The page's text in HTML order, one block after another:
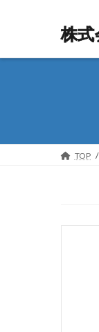
株式
株式
TOP